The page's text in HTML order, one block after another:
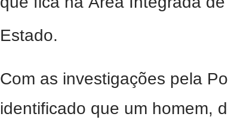
Estado.
Com as investigações pela
identificado que um homem,